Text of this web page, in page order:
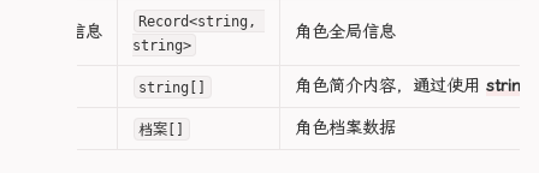
    <div class="hero-card">
<!-- ==================== 左侧头像区
      <div class="left-info">
<NuxtImg class="avatar-image" :src="头
        <h3 class="avatar-name">{{ 名字 }}</h3>
        <div class="avatar-meta">
详情信息
Record<string,
string>
角色全局信息
string[] 角色简介内容，通过使用 string
档案[] 角色档案数据